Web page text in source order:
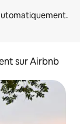
sur Airbnb